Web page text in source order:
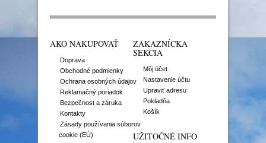
AKO NAKUPOVAŤ
Doprava
Obchodné podmienky
Ochrana osobných údajov
Reklamačný poriadok
Bezpečnost a záruka
Kontakty
Zásady používania súborov
cookie (EÚ)
ZÁKAZNÍCKA
SEKCIA
Môj účet
Nastavenie účtu
Upraviť adresu
Pokladňa
Košík
UŽITOČNÉ INFO